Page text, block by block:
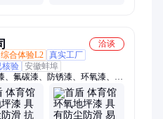
洽谈
综合体验L2 真实工厂
核验 安徽蚌埠
、氟碳漆、防锈漆、环氧漆、地
氧底漆、防火涂料、外墙涂料、
、防腐涂料、玻璃烤漆、氟碳涂
氨酯面漆、沥青改色漆、高性能